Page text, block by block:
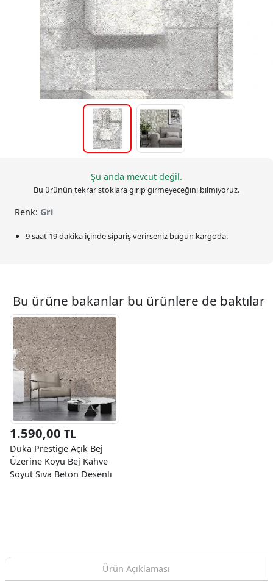
Şu anda mevcut değil.
Bu ürünün tekrar stoklara girip girmeyeceğini bilmiyoruz.
Renk: Gri
9 saat 19 dakika içinde sipariş verirseniz bugün kargoda.
Bu ürüne bakanlar bu ürünlere de baktılar
1.590,00 TL
Duka Prestige Açık Bej
Üzerine Koyu Bej Kahve
Soyut Sıva Beton Desenli
Ürün Açıklaması